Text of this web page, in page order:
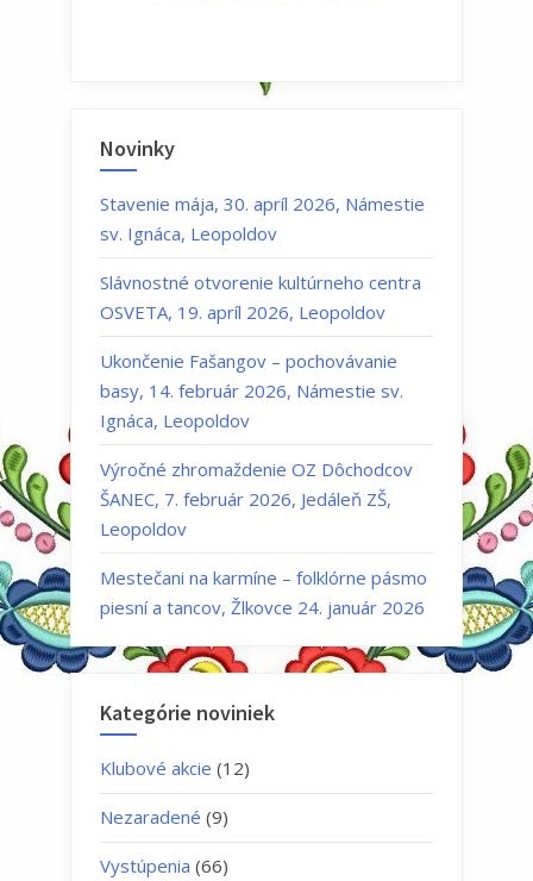
Novinky
Stavenie mája, 30. apríl 2026, Námestie
sv. Ignáca, Leopoldov
Slávnostné otvorenie kultúrneho centra
OSVETA, 19. apríl 2026, Leopoldov
Ukončenie Fašangov – pochovávanie
basy, 14. február 2026, Námestie sv.
Ignáca, Leopoldov
Výročné zhromaždenie OZ Dôchodcov
ŠANEC, 7. február 2026, Jedáleň ZŠ,
Leopoldov
Mestečani na karmíne – folklórne pásmo
piesní a tancov, Žlkovce 24. január 2026
Kategórie noviniek
Klubové akcie (12)
Nezaradené (9)
Vystúpenia (66)